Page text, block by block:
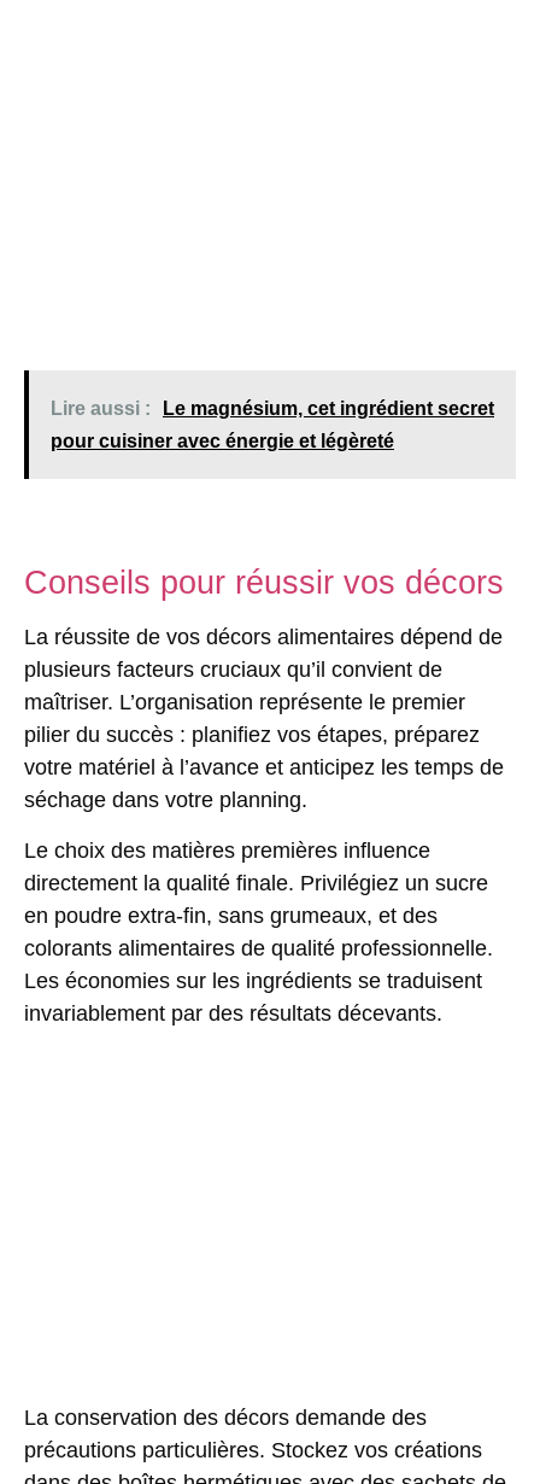
Lire aussi :
Le magnésium, cet ingrédient secret
pour cuisiner avec énergie et légèreté
Conseils pour réussir vos décors
La réussite de vos décors alimentaires dépend de
plusieurs facteurs cruciaux qu’il convient de
maîtriser. L’organisation représente le premier
pilier du succès : planifiez vos étapes, préparez
votre matériel à l’avance et anticipez les temps de
séchage dans votre planning.
Le choix des matières premières influence
directement la qualité finale. Privilégiez un sucre
en poudre extra-fin, sans grumeaux, et des
colorants alimentaires de qualité professionnelle.
Les économies sur les ingrédients se traduisent
invariablement par des résultats décevants.
La conservation des décors demande des
précautions particulières. Stockez vos créations